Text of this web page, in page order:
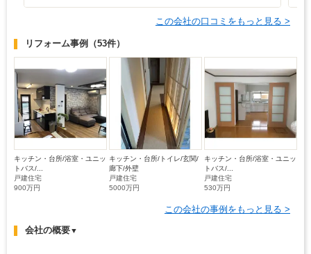
この会社の口コミをもっと見る >
リフォーム事例 （53件）
キッチン・台所/浴室・ユニッ
トバス/...
戸建住宅
900万円
キッチン・台所/トイレ/玄関/
廊下/外壁
戸建住宅
5000万円
キッチン・台所/浴室・ユニッ
トバス/...
戸建住宅
530万円
この会社の事例をもっと見る >
会社の概要▼